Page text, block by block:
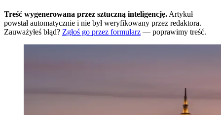
Treść wygenerowana przez sztuczną inteligencję. Artykuł
powstał automatycznie i nie był weryfikowany przez redaktora.
Zauważyłeś błąd? Zgłoś go przez formularz — poprawimy treść.